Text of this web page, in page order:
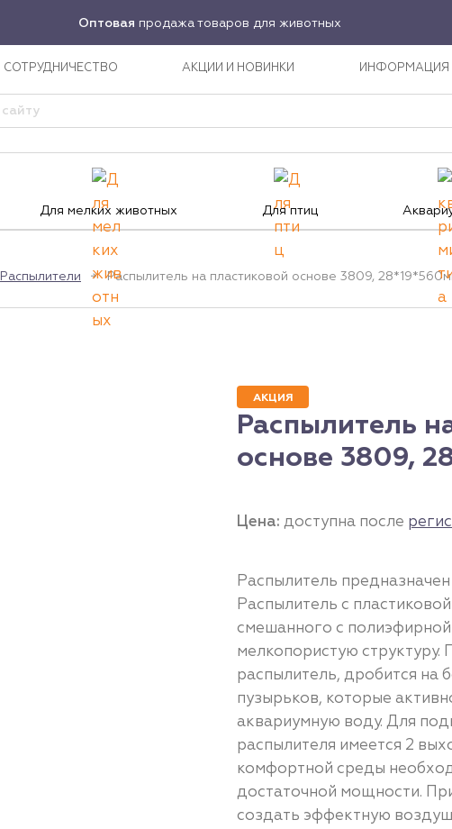
Оптовая продажа товаров для животных
СОТРУДНИЧЕСТВО АКЦИИ И НОВИНКИ ИНФОРМАЦИЯ
Для мелких животных Для птиц
Распылители Распылитель на пластиковой основе 3809,
АКЦИЯ
Распылитель
основе 3809,
Цена: доступна после
Распылитель
Распылитель с
смешанного с
мелкопористую структуру.
распылитель, дробится на
пузырьков, которые
аквариумную воду. Для
распылителя имеется 2
комфортной среды
достаточной мощности.
создать эффектную